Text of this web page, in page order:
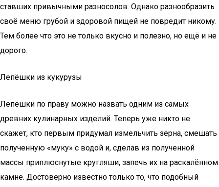
ставших привычными разносолов. Однако разнообразить
своё меню грубой и здоровой пищей не повредит никому.
Тем более что это не только вкусно и полезно, но ещё и не
дорого.
Лепёшки из кукурузы
Лепёшки по праву можно назвать одним из самых
древних кулинарных изделий. Теперь уже никто не
скажет, кто первым придумал измельчить зёрна, смешать
полученную «муку» с водой и, сделав из полученной
массы приплюснутые кругляши, запечь их на раскалённом
камне. Достоверно известно только то, что подобный